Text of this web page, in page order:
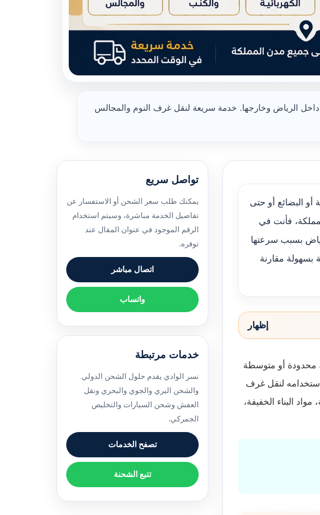
داخل الرياض وخارجها. خدمة سريعة لنقل غرف النوم والمجالس
أو البضائع أو حتى
فأنت في
بسبب سرعتها
بسهولة مقارنة
إظهار
محدودة أو متوسطة
لنقل غرف
البناء الخفيفة،
تواصل سريع
يمكنك طلب سعر الشحن أو الاستفسار عن
تفاصيل الخدمة مباشرة، وسيتم استخدام
الرقم الموجود في عنوان المقال عند
توفره.
اتصال مباشر
واتساب
خدمات مرتبطة
نسر الوادي يقدم حلول الشحن الدولي
والشحن البري والجوي والبحري ونقل
العفش وشحن السيارات والتخليص
الجمركي.
تصفح الخدمات
تتبع الشحنة